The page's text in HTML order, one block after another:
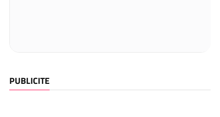
PUBLICITE